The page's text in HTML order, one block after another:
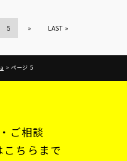
5 » LAST »
>ページ 5
ご相談
こちらまで